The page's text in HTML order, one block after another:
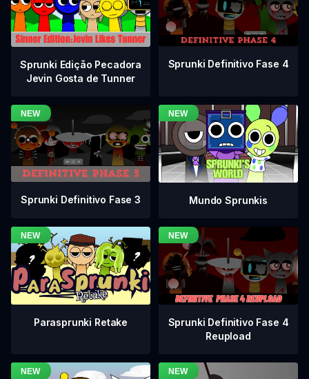
Sprunki Edição Pecadora
Jevin Gosta de Tunner
Sprunki Definitivo Fase 4
Sprunki Definitivo Fase 3 Mundo Sprunkis
Parasprunki Retake
Sprunki Definitivo Fase 4
Reupload